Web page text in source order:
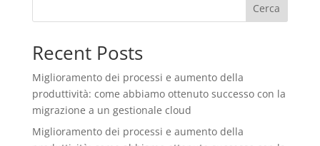
Cerca
Recent Posts
Miglioramento dei processi e aumento della
produttività: come abbiamo ottenuto successo con la
migrazione a un gestionale cloud
Miglioramento dei processi e aumento della